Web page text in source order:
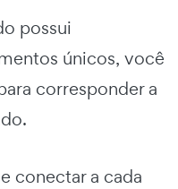
possui
únicos, você
corresponder a
conectar a cada